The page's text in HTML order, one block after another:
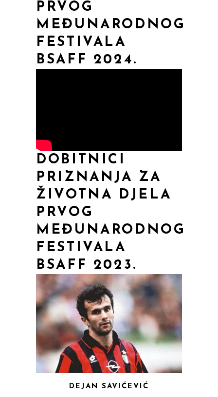
PRVOG
MEĐUNARODNOG
FESTIVALA
BSAFF 2024.
DOBITNICI
PRIZNANJA ZA
ŽIVOTNA DJELA
PRVOG
MEĐUNARODNOG
FESTIVALA
BSAFF 2023.
DEJAN SAVIĆEVIĆ